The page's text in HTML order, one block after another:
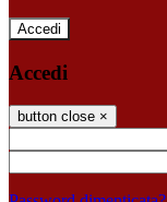
Accedi
Accedi
button close ×